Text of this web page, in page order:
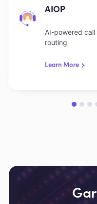
AIOP
AI-powered
routing
Learn More